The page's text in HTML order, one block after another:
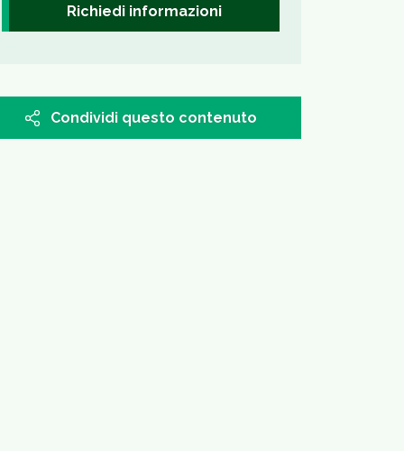
Richiedi informazioni
Condividi questo contenuto